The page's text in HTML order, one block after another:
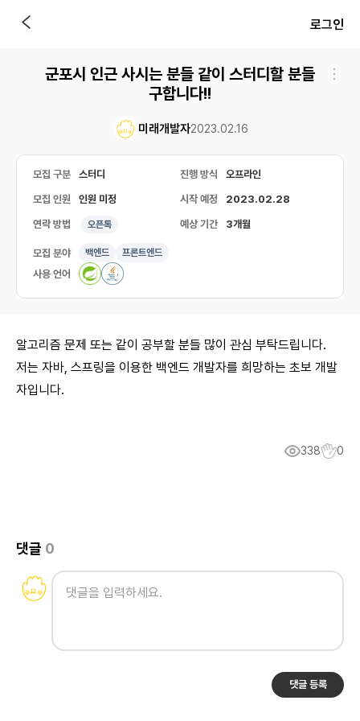
로그인
군포시 인근 사시는 분들 같이 스터디할 분들
구합니다!!
미래개발자2023.02.16
모집 구분 스터디 진행 방식 오프라인
모집 인원 인원 미정 시작 예정 2023.02.28
연락 방법 오픈톡 예상 기간 3개월
모집 분야 백엔드 프론트엔드
사용 언어
알고리즘 문제 또는 같이 공부할 분들 많이 관심 부탁드립니다.
저는 자바, 스프링을 이용한 백엔드 개발자를 희망하는 초보 개발
자입니다.
338 0
댓글 0
댓글 등록